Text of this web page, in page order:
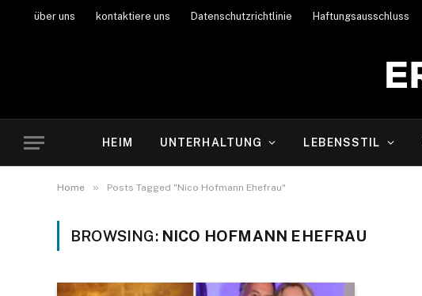
über uns kontaktiere uns Datenschutzrichtlinie Haftungsausschluss
HEIM UNTERHALTUNG LEBENSSTIL
Home » Posts Tagged "Nico Hofmann Ehefrau"
BROWSING: NICO HOFMANN EHEFRAU